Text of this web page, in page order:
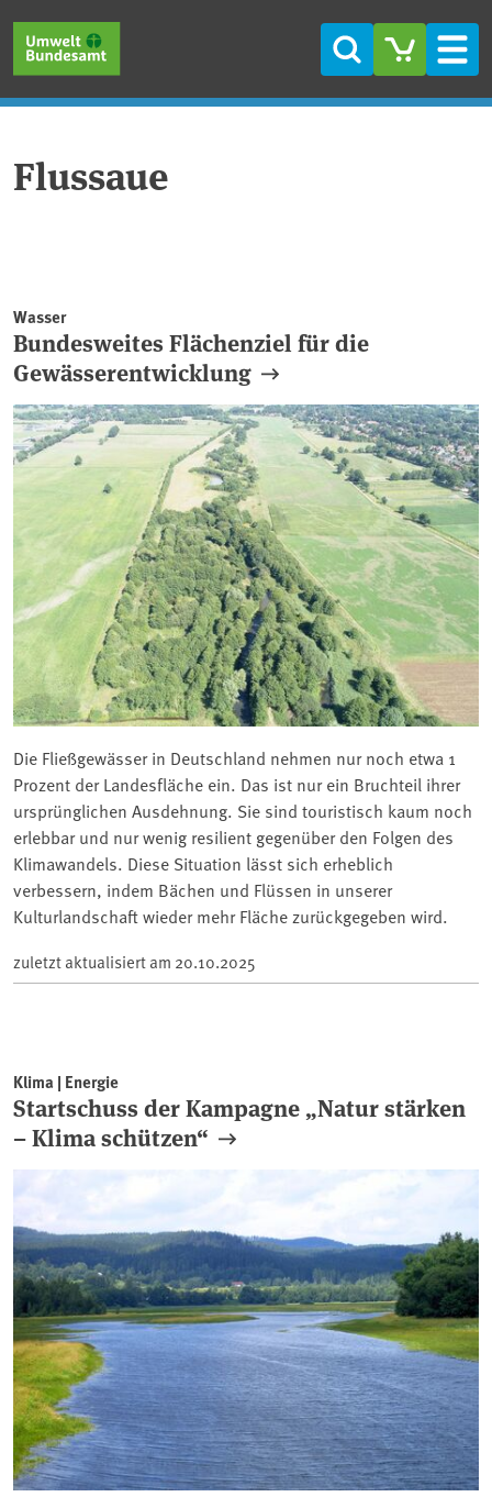
Suche
Flussaue
Wasser
Bundesweites Flächenziel für die
Gewässerentwicklung
Die Fließgewässer in Deutschland nehmen nur noch etwa 1
Prozent der Landesfläche ein. Das ist nur ein Bruchteil ihrer
ursprünglichen Ausdehnung. Sie sind touristisch kaum noch
erlebbar und nur wenig resilient gegenüber den Folgen des
Klimawandels. Diese Situation lässt sich erheblich
verbessern, indem Bächen und Flüssen in unserer
Kulturlandschaft wieder mehr Fläche zurückgegeben wird.
zuletzt aktualisiert am 20.10.2025
Klima | Energie
Startschuss der Kampagne „Natur stärken
– Klima schützen“